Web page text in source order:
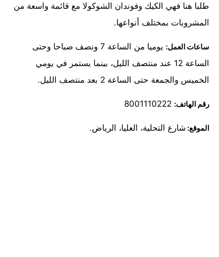
طلبا هنا فهي الكيك وفوندان الشوكولا مع قائمة واسعة من
المشروبات بمختلف أنواعها.
ساعات العمل:
يوميا من الساعة 7 ونصف صباحا وحتى
الساعة 12 عند منتصف الليل، بينما يستمر في يومي
الخميس والجمعة حتى الساعة 2 بعد منتصف الليل.
رقم الهاتف:
الموقع: شارع التحلية، العليا، الرياض.